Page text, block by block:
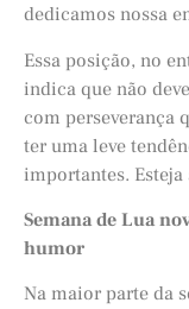
dedicamos nossa
Essa posição, no
indica que não
com perseverança
ter uma leve
importantes.
Semana de Lua
humor
Na maior parte da